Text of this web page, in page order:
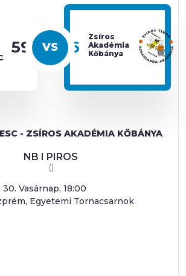
59 76
Zsíros
Akadémia
Kőbánya
- ZSÍROS AKADÉMIA KŐBÁNYA
NB I PIROS
()
30. Vasárnap, 18:00
Egyetemi Tornacsarnok